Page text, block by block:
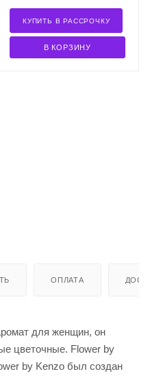
В КОРЗИНУ
КУПИТЬ В РАССРОЧКУ
ОПЛАТА
для женщин, он
цветочные. Flower by
by Kenzo был создан